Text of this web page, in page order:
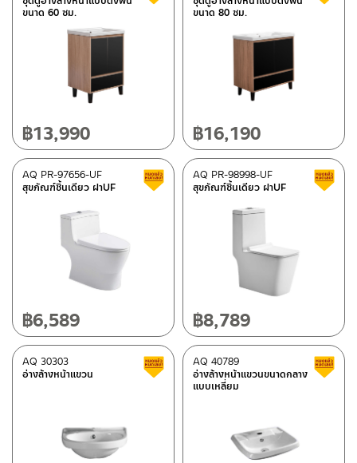
RASLAND
MRG(1)
SCHELL(2)
(93)
FORNARA
ก๊อกน้ำห้องครัว
Shower hose
Bathroom accessories
Hand Showers/Overhead showers
Spare parts for sanitary wares(1)
Toilet bowls/Sanitary wares
(44)
wash basins furniture(45)
Flexible hoses(13)
Bidet sprayers
ขนาด 60 ซม.
฿13,990
ขนาด 80 ซม.
฿16,190
สุขภัณฑ์ชิ้นเดียว ฝาUF
AQ PR-97656-UF Clearance sale
฿6,589
สุขภัณฑ์ชิ้นเดียว ฝาUF
AQ PR-98998-UF
฿8,789
อ่างล้างหน้าแขวน
AQ 30303 Clearance sale
อ่างล้างหน้าแขวนขนาดกลาง
แบบเหลี่ยม
AQ 40789